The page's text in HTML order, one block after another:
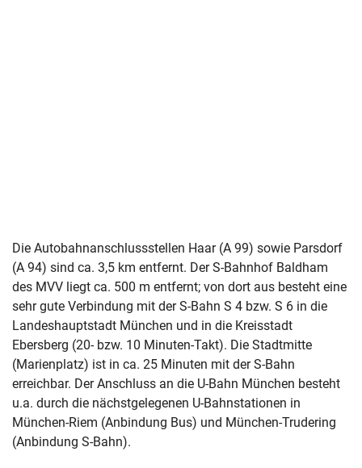
Die Autobahnanschlussstellen Haar (A 99) sowie Parsdorf
(A 94) sind ca. 3,5 km entfernt. Der S-Bahnhof Baldham
des MVV liegt ca. 500 m entfernt; von dort aus besteht eine
sehr gute Verbindung mit der S-Bahn S 4 bzw. S 6 in die
Landeshauptstadt München und in die Kreisstadt
Ebersberg (20- bzw. 10 Minuten-Takt). Die Stadtmitte
(Marienplatz) ist in ca. 25 Minuten mit der S-Bahn
erreichbar. Der Anschluss an die U-Bahn München besteht
u.a. durch die nächstgelegenen U-Bahnstationen in
München-Riem (Anbindung Bus) und München-Trudering
(Anbindung S-Bahn).